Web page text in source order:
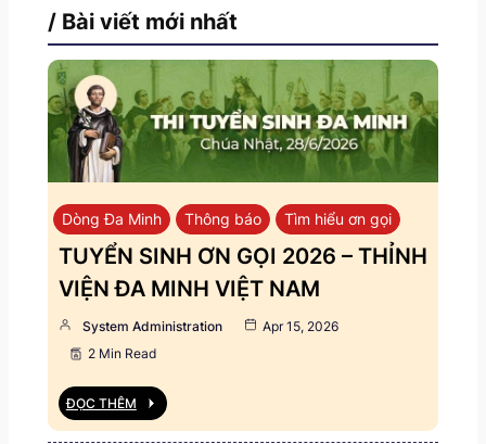
/ Bài viết mới nhất
Dòng Đa Minh Thông báo Tìm hiểu ơn gọi
TUYỂN SINH ƠN GỌI 2026 – THỈNH
VIỆN ĐA MINH VIỆT NAM
System Administration
Apr 15, 2026
2 Min Read
ĐỌC THÊM